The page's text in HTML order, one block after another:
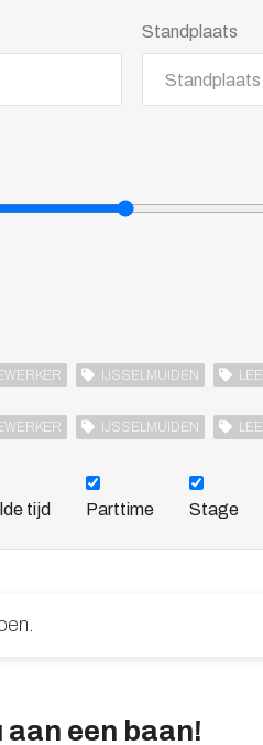
Standplaats
IJSSELMUIDEN
IJSSELMUIDEN
tijd Parttime Stage
een baan!